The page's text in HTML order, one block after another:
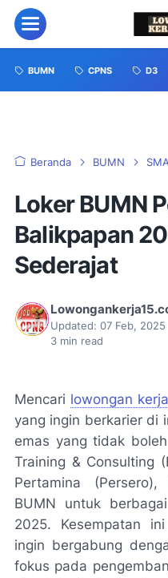
BUMN CPNS D3
Beranda BUMN
Loker BUMN
Balikpapan
Sederajat
Updated: 07 Feb, 2025
3 min read
Mencari lowongan kerja
yang ingin berkarier di
emas yang tidak
Training & Consulting
Pertamina
BUMN untuk
2025. Kesempatan
ingin bergabung
fokus pada